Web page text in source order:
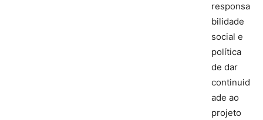
responsa
bilidade
social e
política
de dar
continuid
ade ao
projeto